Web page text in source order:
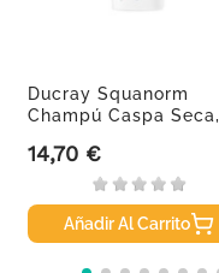
Ducray Squanorm
Champú Caspa Seca,
Precio
14,70 €
Añadir Al Carrito